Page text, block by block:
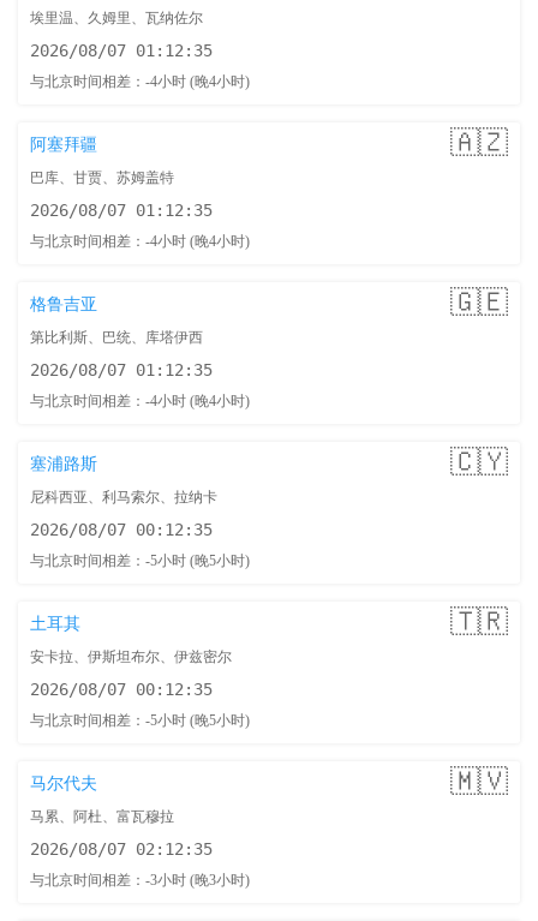
埃里温、久姆里、瓦纳佐尔
2026/08/07 01:12:36
与北京时间相差：-4小时 (晚4小时)
🇦🇿
阿塞拜疆
巴库、甘贾、苏姆盖特
2026/08/07 01:12:36
与北京时间相差：-4小时 (晚4小时)
🇬🇪
格鲁吉亚
第比利斯、巴统、库塔伊西
2026/08/07 01:12:36
与北京时间相差：-4小时 (晚4小时)
🇨🇾
塞浦路斯
尼科西亚、利马索尔、拉纳卡
2026/08/07 00:12:36
与北京时间相差：-5小时 (晚5小时)
🇹🇷
土耳其
安卡拉、伊斯坦布尔、伊兹密尔
2026/08/07 00:12:36
与北京时间相差：-5小时 (晚5小时)
🇲🇻
马尔代夫
马累、阿杜、富瓦穆拉
2026/08/07 02:12:36
与北京时间相差：-3小时 (晚3小时)